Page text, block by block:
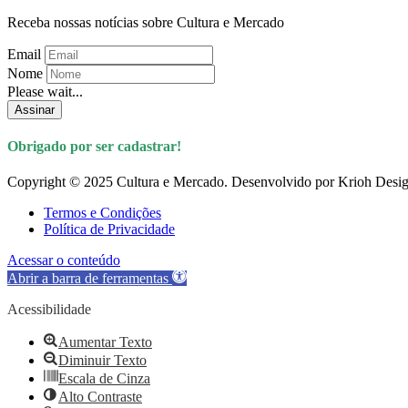
Receba nossas notícias sobre Cultura e Mercado
Email
Nome
Please wait...
Assinar
Obrigado por ser cadastrar!
Copyright © 2025 Cultura e Mercado. Desenvolvido por Krioh
Termos e Condições
Política de Privacidade
Acessar o conteúdo
Abrir a barra de ferramentas
Acessibilidade
Aumentar Texto
Diminuir Texto
Escala de Cinza
Alto Contraste